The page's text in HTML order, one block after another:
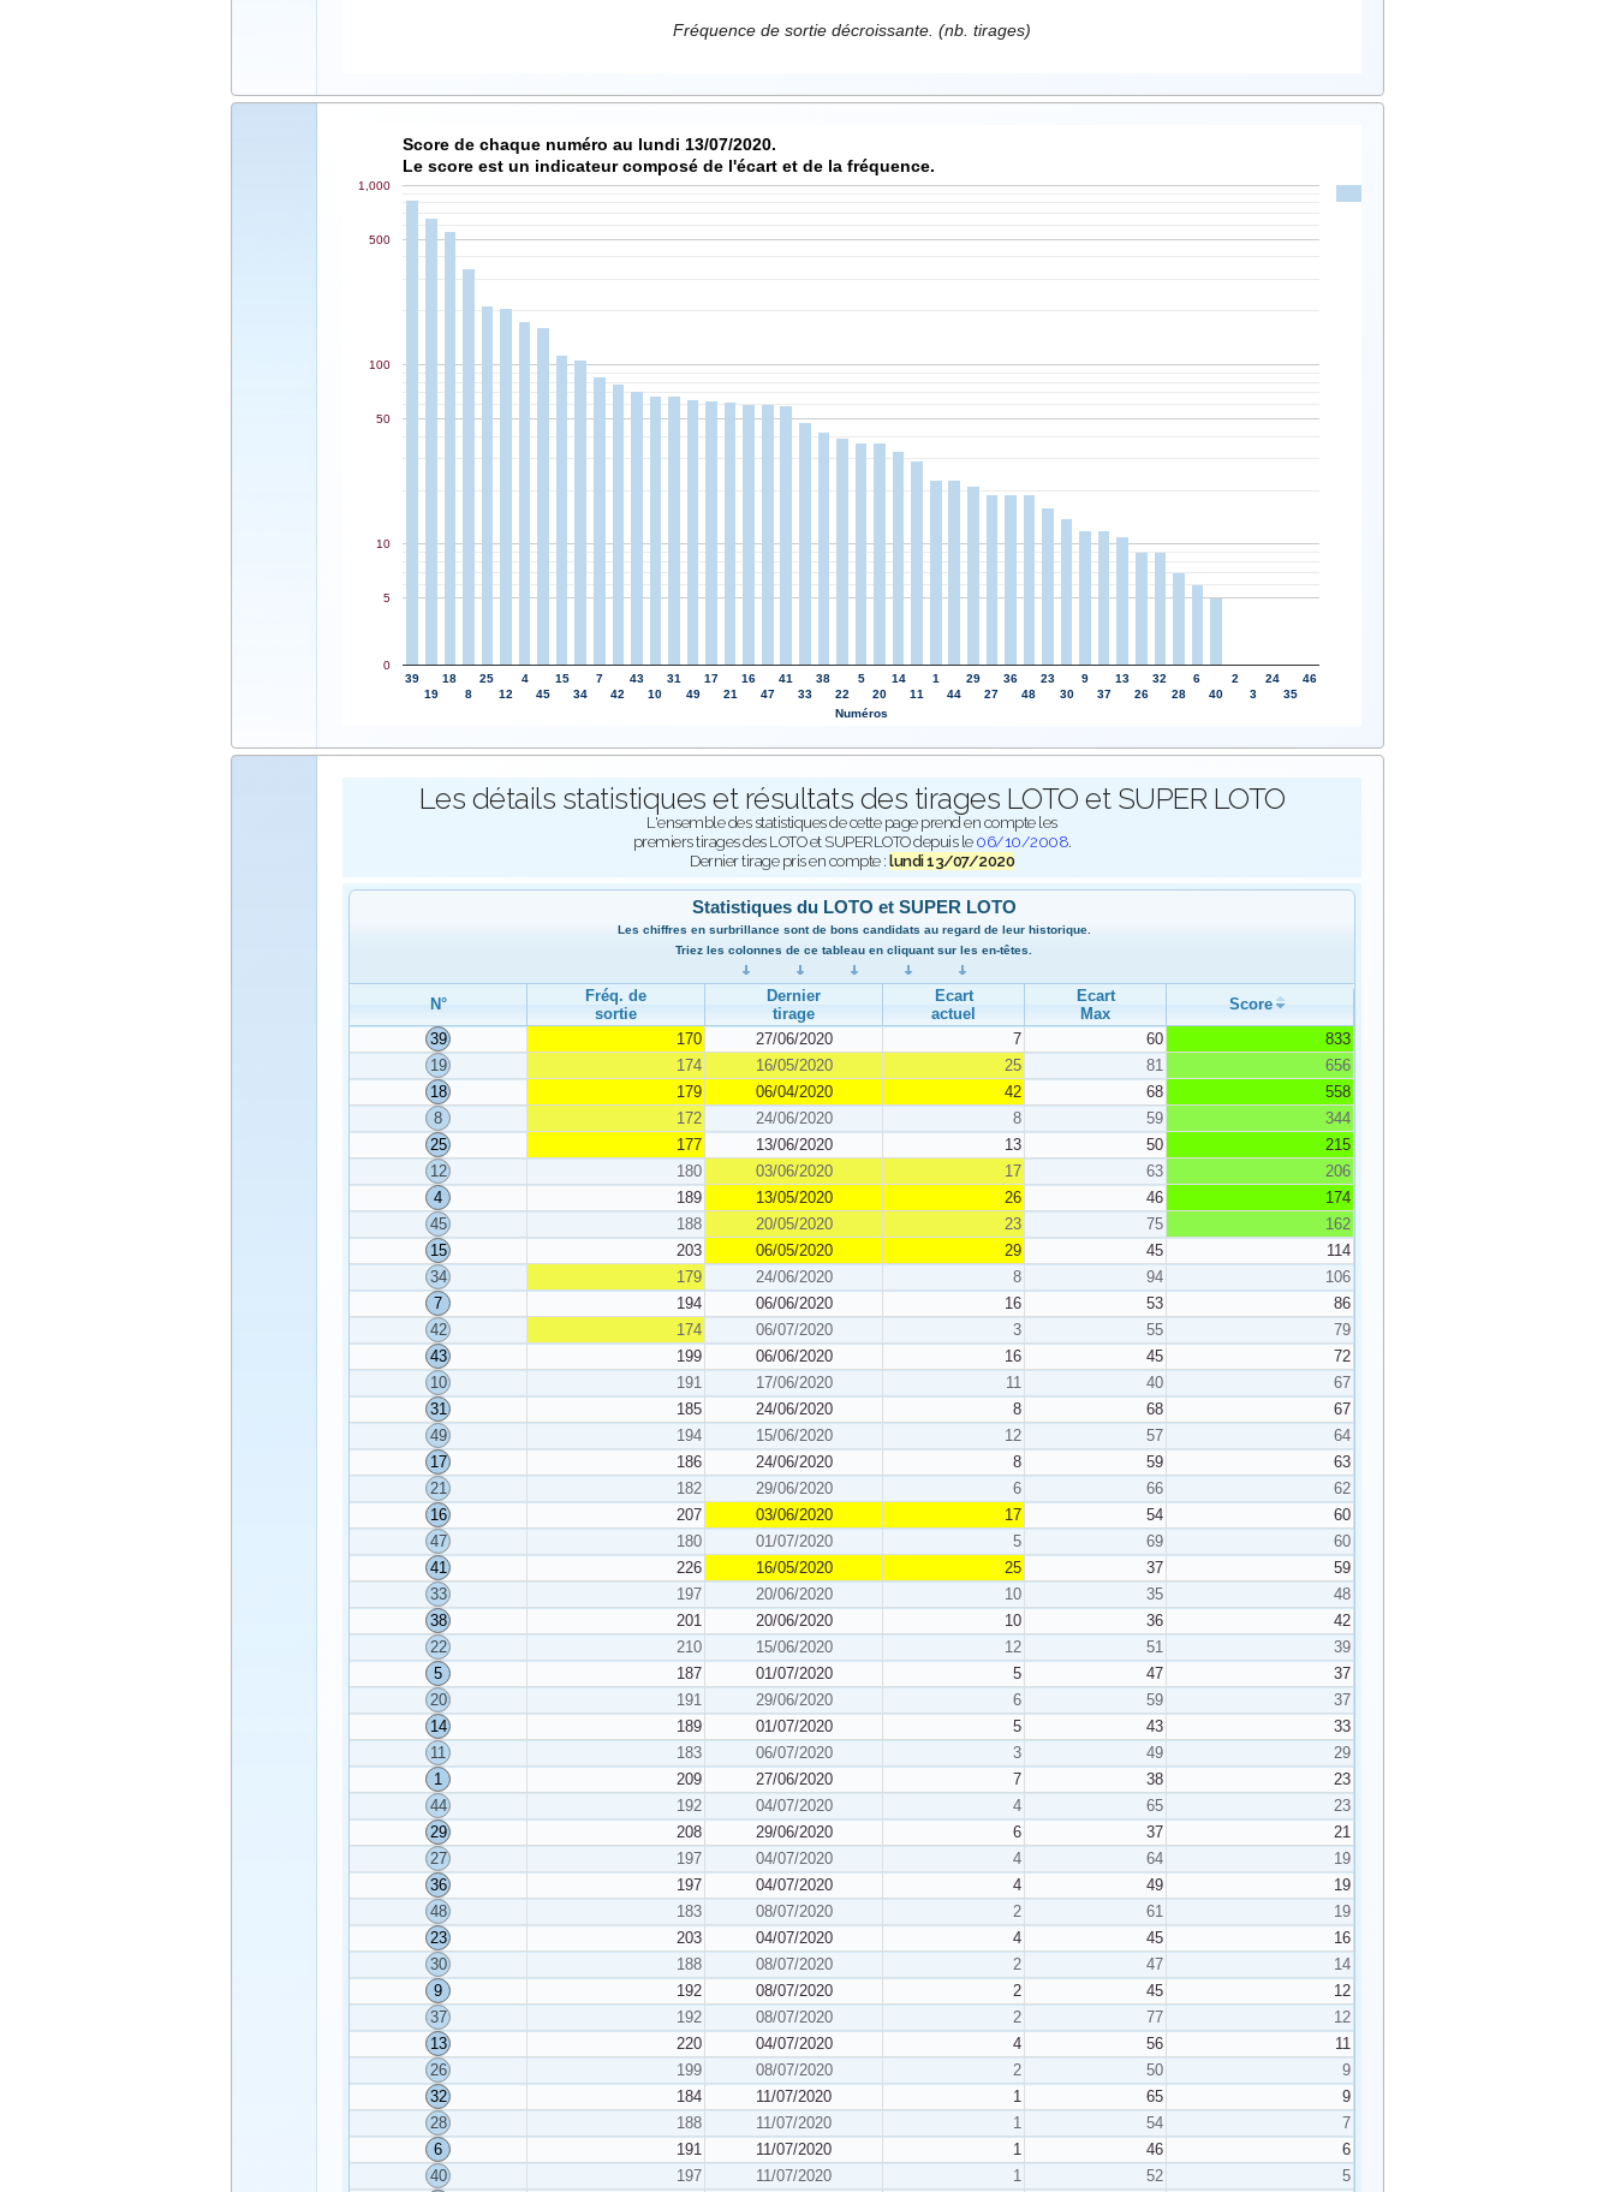
Fréquence de sortie décroissante. (nb. tirages)
Score de chaque numéro au lundi 13/07/2020.
Le score est un indicateur composé de l'écart et de la fréquence.
39
19
18
8
25
12
4
45
15
34
7
42
43
10
31
49
17
21
16
47
41
33
38
22
5
20
14
11
1
44
29
27
36
48
23
30
9
37
13
26
32
28
6
40
2
3
24
35
46
0
5
10
50
100
500
1,000
Numéros
Les détails statistiques et résultats des tirages LOTO et SUPER LOTO
L'ensemble des statistiques de cette page prend en compte les
premiers tirages des LOTO et SUPERLOTO depuis le 06/10/2008.
Dernier tirage pris en compte : lundi 13/07/2020
Statistiques du LOTO et SUPER LOTO
Les chiffres en surbrillance sont de bons candidats au regard de leur historique.
Triez les colonnes de ce tableau en cliquant sur les en-têtes.
N°
Fréq. de
sortie
Dernier
tirage
Ecart
actuel
Ecart
Max
Score
39
170 27/06/2020 7 60
833
19
174 16/05/2020 25 81
656
18
179 06/04/2020 42 68
558
8
172 24/06/2020 8 59
344
25
177 13/06/2020 13 50
215
12
180 03/06/2020 17 63
206
4
189 13/05/2020 26 46
174
45
188 20/05/2020 23 75
162
15
203 06/05/2020 29 45
114
34
179 24/06/2020 8 94
106
7
194 06/06/2020 16 53
86
42
174 06/07/2020 3 55
79
43
199 06/06/2020 16 45
72
10
191 17/06/2020 11 40
67
31
185 24/06/2020 8 68
67
49
194 15/06/2020 12 57
64
17
186 24/06/2020 8 59
63
21
182 29/06/2020 6 66
62
16
207 03/06/2020 17 54
60
47
180 01/07/2020 5 69
60
41
226 16/05/2020 25 37
59
33
197 20/06/2020 10 35
48
38
201 20/06/2020 10 36
42
22
210 15/06/2020 12 51
39
5
187 01/07/2020 5 47
37
20
191 29/06/2020 6 59
37
14
189 01/07/2020 5 43
33
11
183 06/07/2020 3 49
29
1
209 27/06/2020 7 38
23
44
192 04/07/2020 4 65
23
29
208 29/06/2020 6 37
21
27
197 04/07/2020 4 64
19
36
197 04/07/2020 4 49
19
48
183 08/07/2020 2 61
19
23
203 04/07/2020 4 45
16
30
188 08/07/2020 2 47
14
9
192 08/07/2020 2 45
12
37
192 08/07/2020 2 77
12
13
220 04/07/2020 4 56
11
26
199 08/07/2020 2 50
9
32
184 11/07/2020 1 65
9
28
188 11/07/2020 1 54
7
6
191 11/07/2020 1 46
6
40
197 11/07/2020 1 52 5